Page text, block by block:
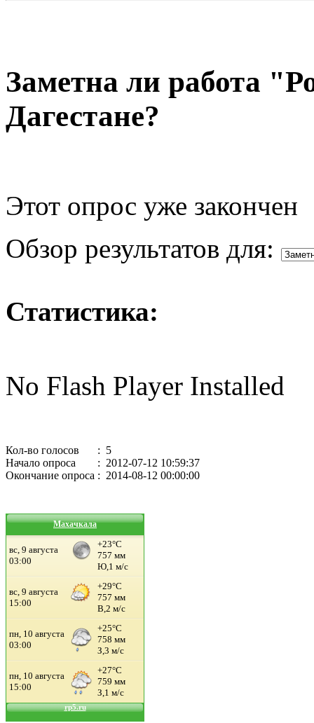
Заметна ли работа
Дагестане?
Этот опрос уже закончен
Обзор результатов для:
Статистика:
No Flash Player Installed
Кол-во голосов
: 5
Начало опроса
: 2012-07-12 10:59:37
Окончание опроса : 2014-08-12 00:00:00
Махачкала